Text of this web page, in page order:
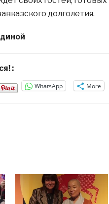
долголетия.
:
WhatsApp More